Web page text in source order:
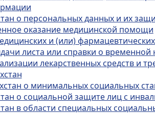
о персональных данных и их
оказание медицинской помощи
и (или)
листа или справки о временной
лекарственных средств и
о минимальных социальных
о социальной защите лиц с
в области специальных